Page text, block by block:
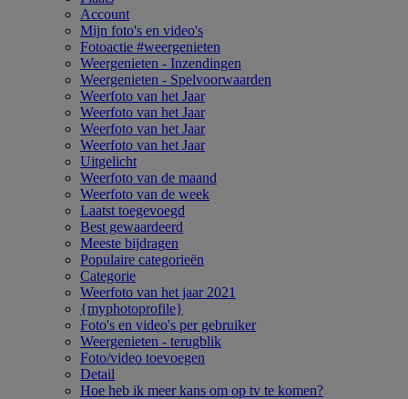
Account
Mijn foto's en video's
Fotoactie #weergenieten
Weergenieten - Inzendingen
Weergenieten - Spelvoorwaarden
Weerfoto van het Jaar
Weerfoto van het Jaar
Weerfoto van het Jaar
Weerfoto van het Jaar
Uitgelicht
Weerfoto van de maand
Weerfoto van de week
Laatst toegevoegd
Best gewaardeerd
Meeste bijdragen
Populaire categorieën
Categorie
Weerfoto van het jaar 2021
{myphotoprofile}
Foto's en video's per gebruiker
Weergenieten - terugblik
Foto/video toevoegen
Detail
Hoe heb ik meer kans om op tv te komen?